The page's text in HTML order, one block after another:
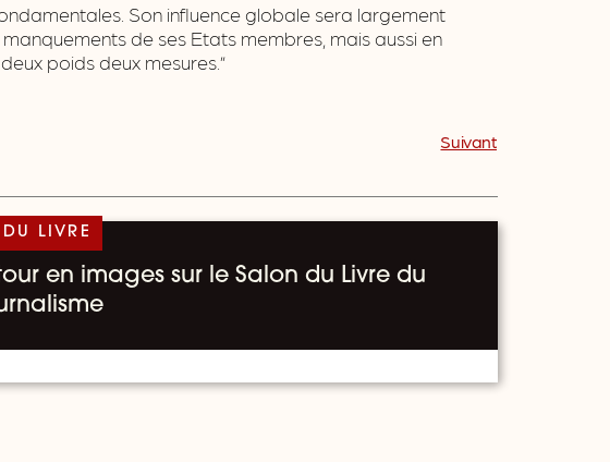
Son influence globale sera largement
de ses Etats membres, mais aussi en
poids deux mesures.”
Suivant
LIVRE
en images sur le Salon du Livre du